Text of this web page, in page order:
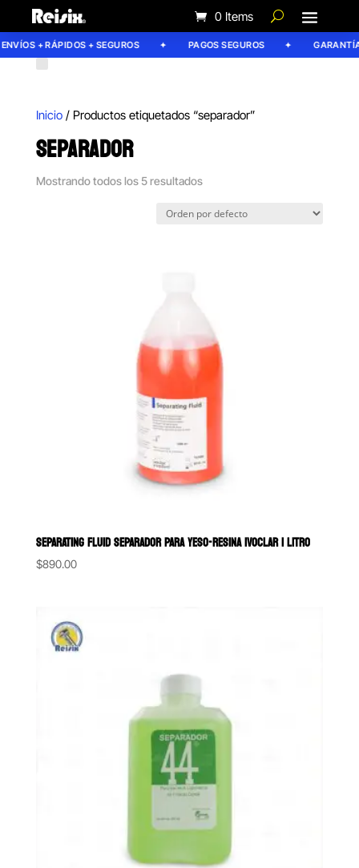
0 Items
+ RÁPIDOS + SEGUROS PAGOS SEGUROS GARANTÍA
Inicio/ Productos etiquetados “separador”
SEPARADOR
Mostrando todos los 5 resultados
SEPARATING FLUID SEPARADOR PARA YESO-RESINA IVOCLAR 1 LITRO
$890.00